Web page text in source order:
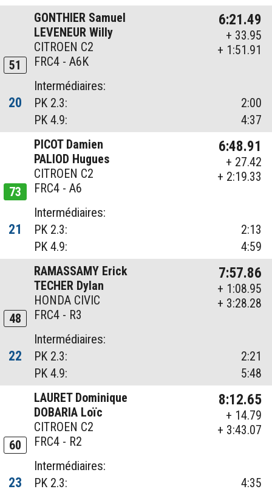
51
GONTHIER Samuel
LEVENEUR Willy
CITROEN C2
FRC4 - A6K
6:21.49
+ 33.95
+ 1:51.91
20
Intermédiaires:
PK 2.3:
2:00
PK 4.9:
4:37
73
PICOT Damien
PALIOD Hugues
CITROEN C2
FRC4 - A6
6:48.91
+ 27.42
+ 2:19.33
21
Intermédiaires:
PK 2.3:
2:13
PK 4.9:
4:59
48
RAMASSAMY Erick
TECHER Dylan
HONDA CIVIC
FRC4 - R3
7:57.86
+ 1:08.95
+ 3:28.28
22
Intermédiaires:
PK 2.3:
2:21
PK 4.9:
5:48
60
LAURET Dominique
DOBARIA Loïc
CITROEN C2
FRC4 - R2
8:12.65
+ 14.79
+ 3:43.07
23
Intermédiaires:
PK 2.3:
4:35